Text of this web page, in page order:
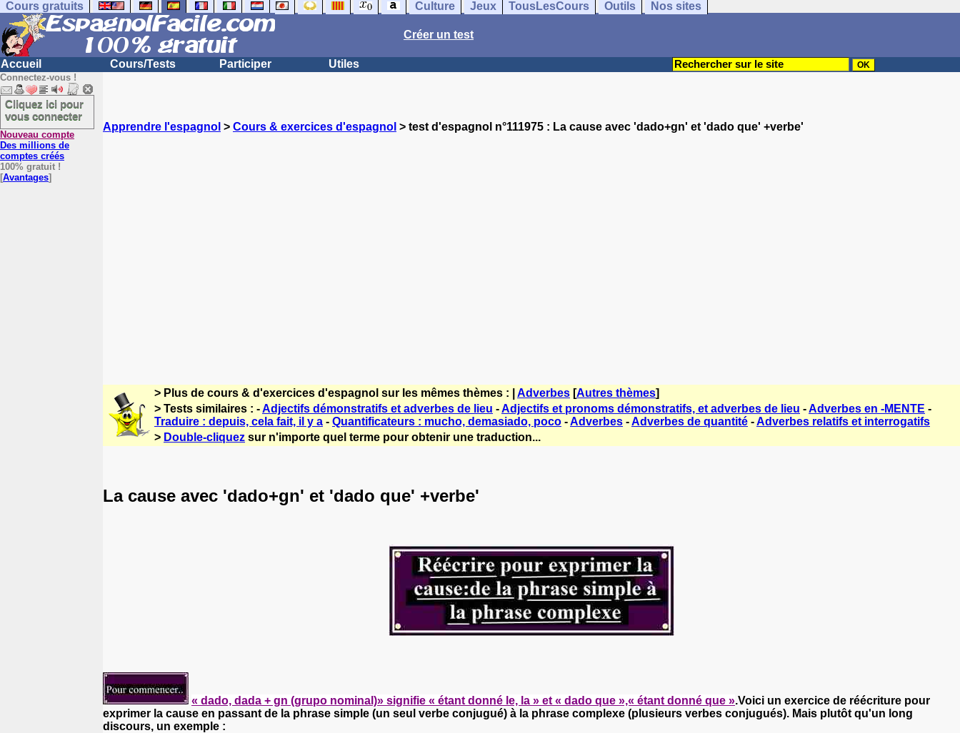
Cours gratuits Culture Jeux TousLesCours Outils Nos sites
Créer un test
Accueil Cours/Tests Participer Utiles
Connectez-vous !
Cliquez ici pour
vous connecter
Nouveau compte
Des millions de
comptes créés
100% gratuit !
[Avantages]
Apprendre l'espagnol > Cours & exercices d'espagnol > test d'espagnol n°111975 : La cause avec 'dado+gn' et 'dado que' +verbe'
> Plus de cours & d'exercices d'espagnol sur les mêmes thèmes : | Adverbes [Autres thèmes]
> Tests similaires : -Adjectifs démonstratifs et adverbes de lieu -Adjectifs et pronoms démonstratifs, et adverbes de lieu -Adverbes en -MENTE -
Traduire : depuis, cela fait, il y a - Quantificateurs : mucho, demasiado, poco -Adverbes -Adverbes de quantité -Adverbes relatifs et interrogatifs
> Double-cliquez sur n'importe quel terme pour obtenir une traduction...
La cause avec 'dado+gn' et 'dado que' +verbe'
« dado, dada + gn (grupo nominal)» signifie « étant donné le, la » et « dado que »,« étant donné que ».Voici un exercice de réécriture pour
exprimer la cause en passant de la phrase simple (un seul verbe conjugué) à la phrase complexe (plusieurs verbes conjugués). Mais plutôt qu'un long
discours, un exemple :